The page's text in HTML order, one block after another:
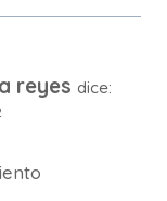
reyes dice: